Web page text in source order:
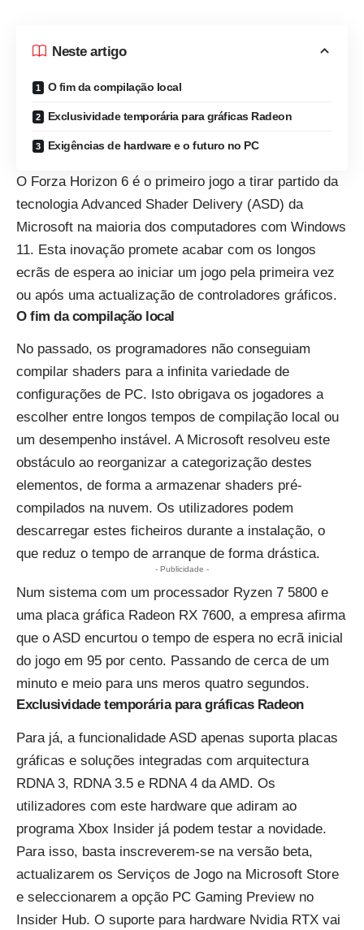
Neste artigo
O fim da compilação local
Exclusividade temporária para gráficas Radeon
Exigências de hardware e o futuro no PC
O Forza Horizon 6 é o primeiro jogo a tirar partido da
tecnologia Advanced Shader Delivery (ASD) da
Microsoft na maioria dos computadores com Windows
11. Esta inovação promete acabar com os longos
ecrãs de espera ao iniciar um jogo pela primeira vez
ou após uma actualização de controladores gráficos.
O fim da compilação local
No passado, os programadores não conseguiam
compilar shaders para a infinita variedade de
configurações de PC. Isto obrigava os jogadores a
escolher entre longos tempos de compilação local ou
um desempenho instável. A Microsoft resolveu este
obstáculo ao reorganizar a categorização destes
elementos, de forma a armazenar shaders pré-
compilados na nuvem. Os utilizadores podem
descarregar estes ficheiros durante a instalação, o
que reduz o tempo de arranque de forma drástica.
- Publicidade -
Num sistema com um processador Ryzen 7 5800 e
uma placa gráfica Radeon RX 7600, a empresa afirma
que o ASD encurtou o tempo de espera no ecrã inicial
do jogo em 95 por cento. Passando de cerca de um
minuto e meio para uns meros quatro segundos.
Exclusividade temporária para gráficas Radeon
Para já, a funcionalidade ASD apenas suporta placas
gráficas e soluções integradas com arquitectura
RDNA 3, RDNA 3.5 e RDNA 4 da AMD. Os
utilizadores com este hardware que adiram ao
programa Xbox Insider já podem testar a novidade.
Para isso, basta inscreverem-se na versão beta,
actualizarem os Serviços de Jogo na Microsoft Store
e seleccionarem a opção PC Gaming Preview no
Insider Hub. O suporte para hardware Nvidia RTX vai